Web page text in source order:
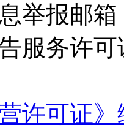
举报邮箱
务许可
许可证